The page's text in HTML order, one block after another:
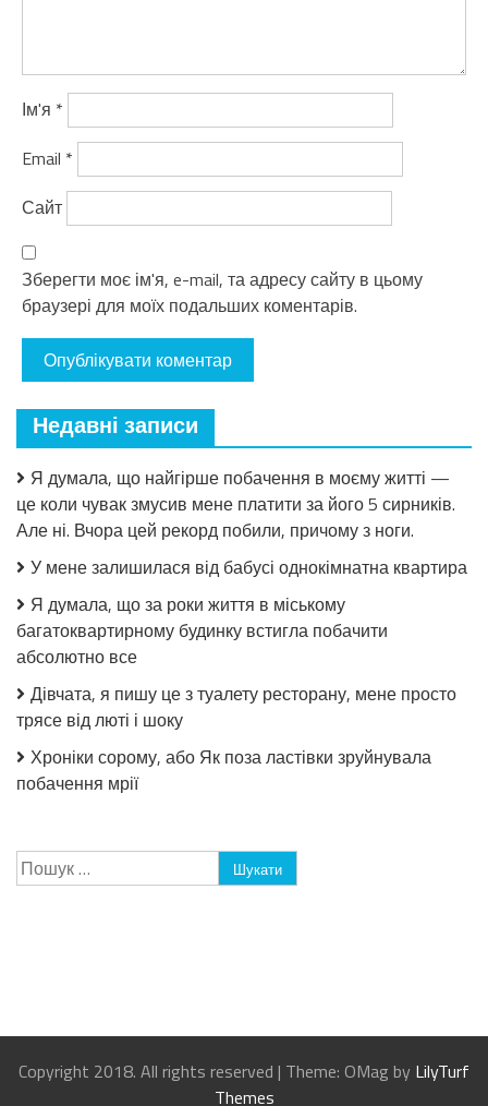
Ім'я *
Email *
Сайт
Зберегти моє ім'я, e-mail, та адресу сайту в цьому
браузері для моїх подальших коментарів.
Недавні записи
Я думала, що найгірше побачення в моєму житті —
це коли чувак змусив мене платити за його 5 сирників.
Але ні. Вчора цей рекорд побили, причому з ноги.
У мене залишилася від бабусі однокімнатна квартира
Я думала, що за роки життя в міському
багатоквартирному будинку встигла побачити
абсолютно все
Дівчата, я пишу це з туалету ресторану, мене просто
трясе від люті і шоку
Хроніки сорому, або Як поза ластівки зруйнувала
побачення мрії
Пошук:
Copyright 2018. All rights reserved | Theme: OMag by LilyTurf
Themes